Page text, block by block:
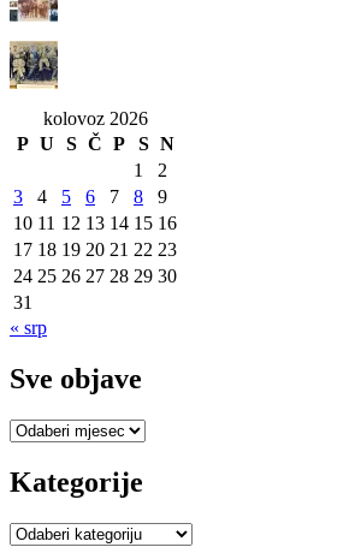
kolovoz 2026
P U S Č P S N
1
2
3
4 5 6 7 8
9
10 11 12 13 14 15 16
17 18 19 20 21 22 23
24 25 26 27 28 29 30
31
« srp
Sve objave
Sve
Kategorije
Kategorije